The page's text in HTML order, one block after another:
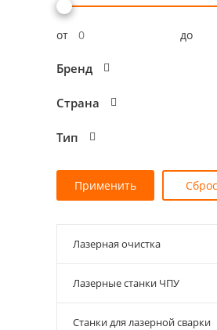
от до
Бренд
Страна
Тип
Лазерная очистка
Лазерные станки ЧПУ
Станки для лазерной сварки